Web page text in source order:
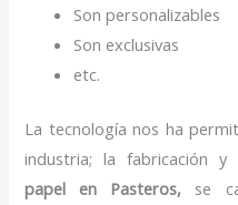
Son personalizables
Son exclusivas
etc.
La tecnología nos ha
industria; la fabricación y
papel en Pasteros, se